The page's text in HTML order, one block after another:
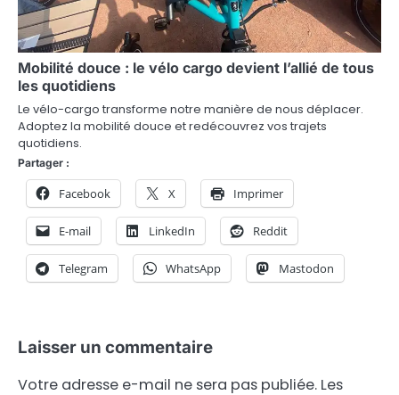
Mobilité douce : le vélo cargo devient l’allié de tous
les quotidiens
Le vélo-cargo transforme notre manière de nous déplacer.
Adoptez la mobilité douce et redécouvrez vos trajets
quotidiens.
Partager :
Facebook X Imprimer
E-mail LinkedIn Reddit
Telegram WhatsApp Mastodon
Laisser un commentaire
Votre adresse e-mail ne sera pas publiée. Les